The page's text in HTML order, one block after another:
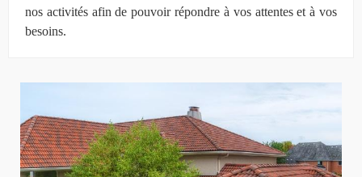
nos activités afin de pouvoir répondre à vos attentes et à vos
besoins.